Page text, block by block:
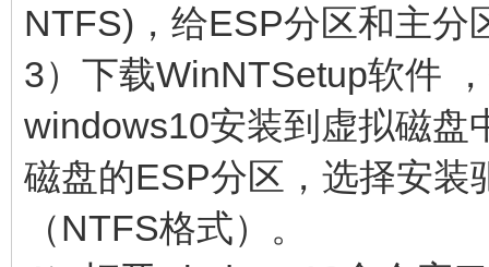
NTFS)，给ESP分区和主分
3）下载WinNTSetup软件
windows10安装到虚拟磁盘
磁盘的ESP分区，选择安装
（NTFS格式）。